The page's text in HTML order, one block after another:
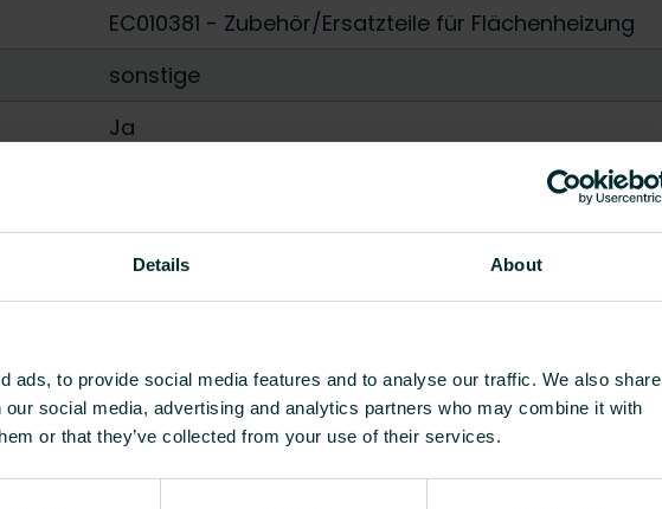
Details About
ads, to provide social media features and to analyse our traffic. We also share
social media, advertising and analytics partners who may combine it with
or that they’ve collected from your use of their services.
EC010381 - Zubehör/Ersatzteile für Flächenheizung
sonstige
Ja
2000
5.2
Alle anzeigen